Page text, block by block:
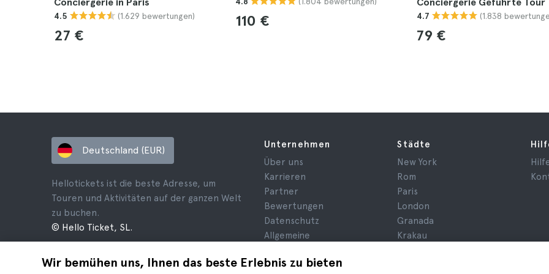
4.5 (1.629 bewertungen)
27 €
110 € 4.7 (1.838
79 €
Wir bemühen uns, Ihnen das beste Erlebnis zu bieten
Deutschland (EUR)
Hellotickets ist die beste Adresse, um
Touren und Aktivitäten auf der ganzen Welt
zu buchen.
© Hello Ticket, SL.
Unternehmen
Über uns
Karrieren
Partner
Bewertungen
Datenschutz
Allgemeine
Cookies
Städte
New York
Rom
Paris
London
Granada
Krakau